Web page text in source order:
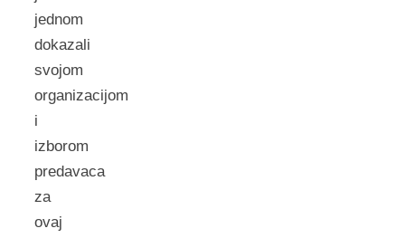
jednom
dokazali
svojom
organizacijom
i
izborom
predavaca
za
ovaj